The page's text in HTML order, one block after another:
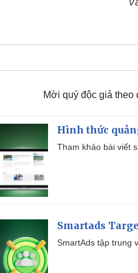
Mời quý độc giả theo
Hình thức
Tham khảo bài viết
Smartads
SmartAds tập trung